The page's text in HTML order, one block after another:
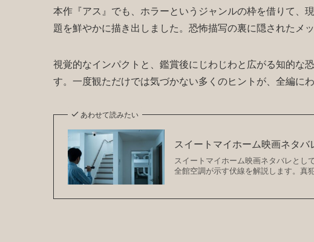
本作『アス』でも、ホラーというジャンルの枠を借りて、
題を鮮やかに描き出しました。恐怖描写の裏に隠されたメ
視覚的なインパクトと、鑑賞後にじわじわと広がる知的な
す。一度観ただけでは気づかない多くのヒントが、全編に
あわせて読みたい
スイートマイホーム映画ネタ
スイートマイホーム映画ネタバレとし
全館空調が示す伏線を解説します。真